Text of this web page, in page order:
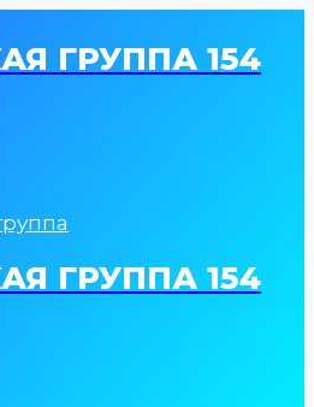
ГРУППА 154
ГРУППА 154